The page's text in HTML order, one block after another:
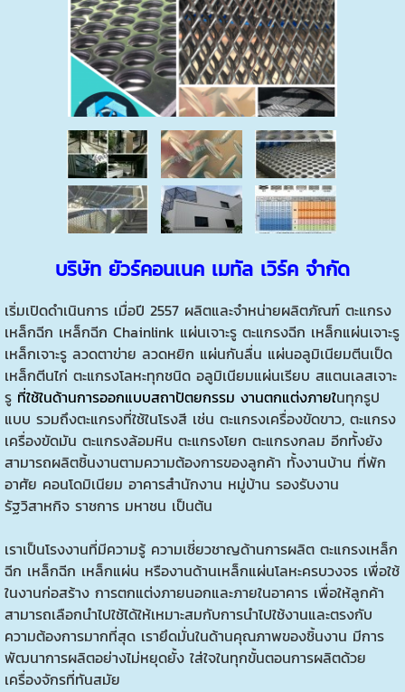
บริษัท ยัวร์คอนเนค เมทัล เวิร์ค จำกัด
เริ่มเปิดดำเนินการ เมื่อปี 2557 ผลิตและจำหน่ายผลิตภัณฑ์ ตะแกรง
เหล็กฉีก เหล็กฉีก Chainlink แผ่นเจาะรู ตะแกรงฉีก เหล็กแผ่นเจาะรู
เหล็กเจาะรูลวดตาข่าย ลวดหยิก แผ่นกันลื่น แผ่นอลูมิเนียมตีนเป็ด
เหล็กตีนไก่ ตะแกรงโลหะทุกชนิด อลูมิเนียมแผ่นเรียบ สแตนเลสเจาะ
รู ที่ใช้ในด้านการออกแบบสถาปัตยกรรม งานตกแต่งภายในทุกรูป
แบบ รวมถึงตะแกรงที่ใช้ในโรงสี เช่น ตะแกรงเครื่องขัดขาว, ตะแกรง
เครื่องขัดมัน ตะแกรงล้อมหิน ตะแกรงโยก ตะแกรงกลม อีกทั้งยัง
สามารถผลิตชิ้นงานตามความต้องการของลูกค้า ทั้งงานบ้าน ที่พัก
อาศัย คอนโดมิเนียม อาคารสำนักงาน หมู่บ้าน รองรับงาน
รัฐวิสาหกิจ ราชการ มหาชน เป็นต้น
เราเป็นโรงงานที่มีความรู้ ความเชี่ยวชาญด้านการผลิต ตะแกรงเหล็ก
ฉีก เหล็กฉีก เหล็กแผ่น หรืองานด้านเหล็กแผ่นโลหะครบวงจร เพื่อใช้
ในงานก่อสร้าง การตกแต่งภายนอกและภายในอาคาร เพื่อให้ลูกค้า
สามารถเลือกนำไปใช้ได้ให้เหมาะสมกับการนำไปใช้งานและตรงกับ
ความต้องการมากที่สุด เรายึดมั่นในด้านคุณภาพของชิ้นงาน มีการ
พัฒนาการผลิตอย่างไม่หยุดยั้ง ใส่ใจในทุกขั้นตอนการผลิตด้วย
เครื่องจักรที่ทันสมัย